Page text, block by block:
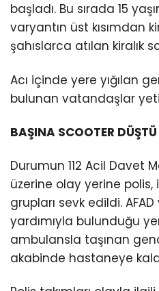
başladı. Bu sırada 15
varyantın üst kısımdan
şahıslarca atılan kiralık
Acı içinde yere yığılan
bulunan vatandaşlar
BAŞINA SCOOTER DÜŞTÜ
Durumun 112 Acil Davet
üzerine olay yerine polis,
grupları sevk edildi.
yardımıyla bulunduğu
ambulansla taşınan
akabinde hastaneye